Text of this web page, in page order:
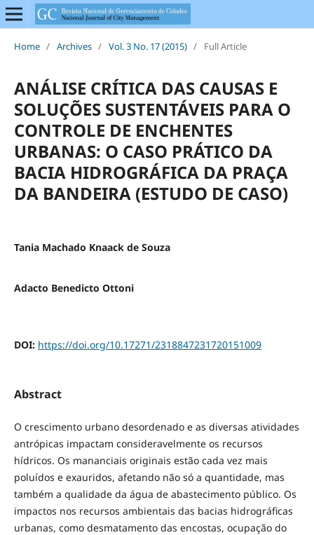
Home / Archives / Vol. 3 No. 17 (2015) / Full Article
ANÁLISE CRÍTICA DAS CAUSAS E
SOLUÇÕES SUSTENTÁVEIS PARA O
CONTROLE DE ENCHENTES
URBANAS: O CASO PRÁTICO DA
BACIA HIDROGRÁFICA DA PRAÇA
DA BANDEIRA (ESTUDO DE CASO)
Tania Machado Knaack de Souza
Adacto Benedicto Ottoni
DOI: https://doi.org/10.17271/2318847231720151009
Abstract
O crescimento urbano desordenado e as diversas atividades
antrópicas impactam consideravelmente os recursos
hídricos. Os mananciais originais estão cada vez mais
poluídos e exauridos, afetando não só a quantidade, mas
também a qualidade da água de abastecimento público. Os
impactos nos recursos ambientais das bacias hidrográficas
urbanas, como desmatamento das encostas, ocupação do